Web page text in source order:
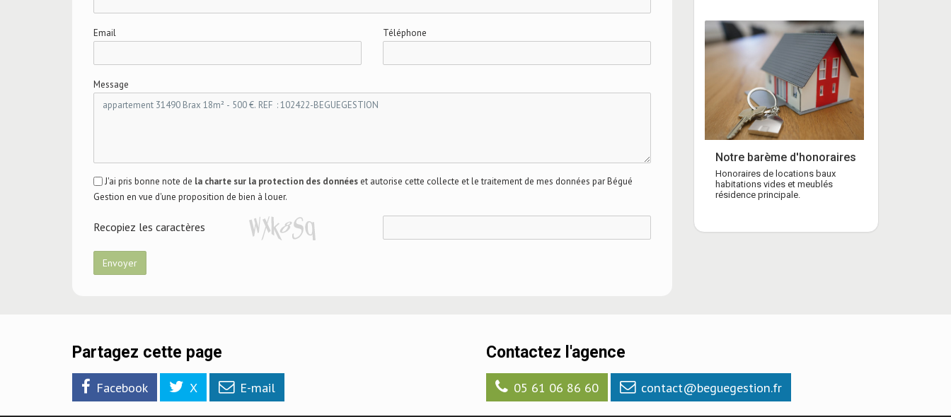
Email Téléphone
Message
J'ai pris bonne note de la charte sur la protection des données et autorise cette collecte et le traitement de mes données par Bégué
Gestion en vue d'une proposition de bien à louer.
Recopiez les caractères
Envoyer
Notre barème d'honoraires
Honoraires de locations baux
habitations vides et meublés
résidence principale.
Partagez cette page
Facebook X E-mail
Contactez l'agence
05 61 06 86 60 contact@beguegestion.fr